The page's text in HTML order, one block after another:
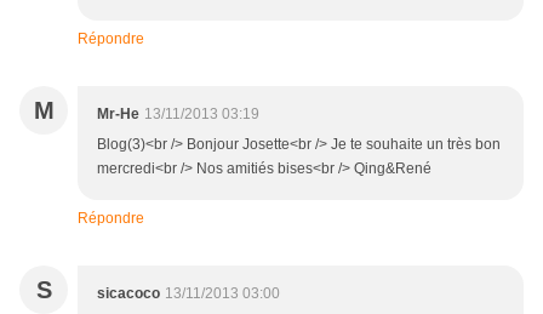
Répondre
M Mr-He 13/11/2013 03:19
Blog(3)<br /> Bonjour Josette<br /> Je te souhaite un très bon
mercredi<br /> Nos amitiés bises<br /> Qing&René
Répondre
S sicacoco 13/11/2013 03:00